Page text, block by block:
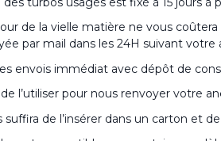
de la vielle matière ne vous
par mail dans les 24H suivant votre
envois immédiat avec dépôt de
l’utiliser pour nous renvoyer votre
suffira de l’insérer dans un carton et